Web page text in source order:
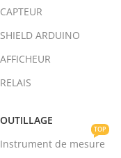
CAPTEUR
SHIELD ARDUINO
AFFICHEUR
RELAIS
OUTILLAGE
Instrument de mesure
TOP